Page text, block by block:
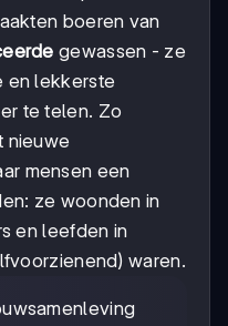
boeren van
gewassen - ze
en lekkerste
te telen. Zo
nieuwe
mensen een
ze woonden in
en leefden in
waren.